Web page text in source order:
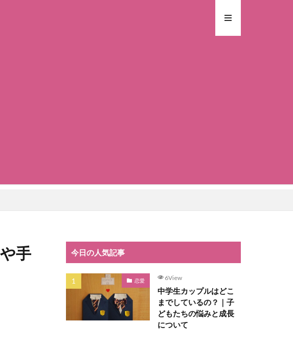
手
今日の人気記事
恋愛 6View
中学生カップルはどこ
までしているの？｜子
どもたちの悩みと成長
について